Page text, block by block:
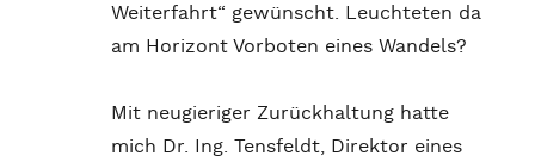
Weiterfahrt“ gewünscht. Leuchteten da
am Horizont Vorboten eines Wandels?
Mit neugieriger Zurückhaltung hatte
mich Dr. Ing. Tensfeldt, Direktor eines